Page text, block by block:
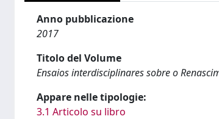
Anno pubblicazione
2017
Titolo del Volume
Ensaios interdisciplinares sobre o
Appare nelle tipologie:
3.1 Articolo su libro